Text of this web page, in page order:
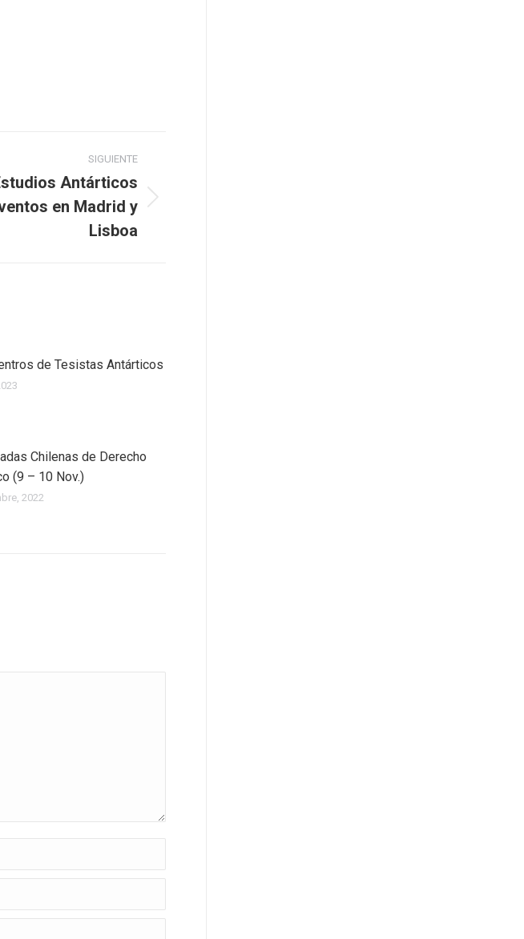
SIGUIENTE
Antárticos
en Madrid y
Lisboa
de Tesistas Antárticos
Chilenas de Derecho
(9 – 10 Nov.)
2022